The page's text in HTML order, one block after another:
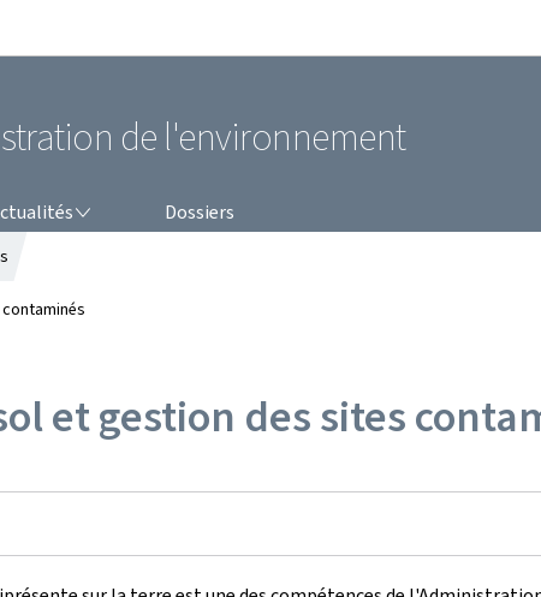
de l'environnement
Dossiers
et gestion des sites